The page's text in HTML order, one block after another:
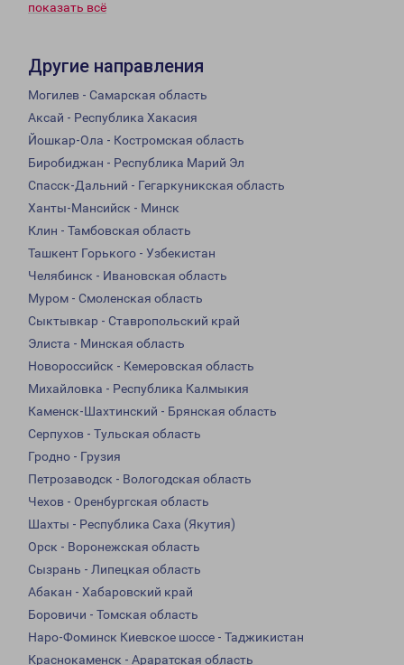
показать всё
Другие направления
Могилев - Самарская область
Аксай - Республика Хакасия
Йошкар-Ола - Костромская область
Биробиджан - Республика Марий Эл
Спасск-Дальний - Гегаркуникская область
Ханты-Мансийск - Минск
Клин - Тамбовская область
Ташкент Горького - Узбекистан
Челябинск - Ивановская область
Муром - Смоленская область
Сыктывкар - Ставропольский край
Элиста - Минская область
Новороссийск - Кемеровская область
Михайловка - Республика Калмыкия
Каменск-Шахтинский - Брянская область
Серпухов - Тульская область
Гродно - Грузия
Петрозаводск - Вологодская область
Чехов - Оренбургская область
Шахты - Республика Саха (Якутия)
Орск - Воронежская область
Сызрань - Липецкая область
Абакан - Хабаровский край
Боровичи - Томская область
Наро-Фоминск Киевское шоссе - Таджикистан
Краснокаменск - Араратская область